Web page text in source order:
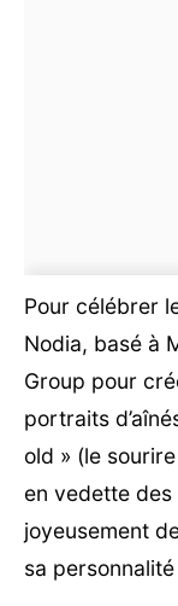
Pour célébrer
Nodia, basé à
Group pour
portraits
old » (le
en vedette
joyeusement
sa